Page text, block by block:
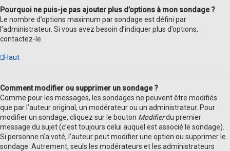
Pourquoi ne puis-je pas ajouter plus d’options à mon sondage ?
Le nombre d’options maximum par sondage est défini par
l’administrateur. Si vous avez besoin d’indiquer plus d’options,
contactez-le.
Haut
Comment modifier ou supprimer un sondage ?
Comme pour les messages, les sondages ne peuvent être modifiés
que par l’auteur original, un modérateur ou un administrateur. Pour
modifier un sondage, cliquez sur le bouton Modifierdu premier
message du sujet (c’est toujours celui auquel est associé le sondage).
Si personne n’a voté, l’auteur peut modifier une option ou supprimer le
sondage. Autrement, seuls les modérateurs et les administrateurs